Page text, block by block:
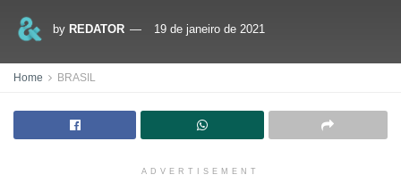
by REDATOR 19 de janeiro de 2021
Home BRASIL
ADVERTISEMENT